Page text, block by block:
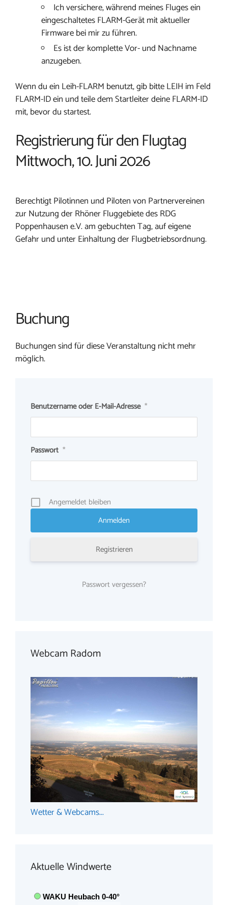
Ich versichere, während meines Fluges ein
eingeschaltetes FLARM-Gerät mit aktueller
Firmware bei mir zu führen.
Es ist der komplette Vor- und Nachname
anzugeben.
Wenn du ein Leih-FLARM benutzt, gib bitte LEIH im Feld
FLARM-ID ein und teile dem Startleiter deine FLARM-ID
mit, bevor du startest.
Registrierung für den Flugtag
Mittwoch, 10. Juni 2026
Berechtigt Pilotinnen und Piloten von Partnervereinen
zur Nutzung der Rhöner Fluggebiete des RDG
Poppenhausen e.V. am gebuchten Tag, auf eigene
Gefahr und unter Einhaltung der Flugbetriebsordnung.
Buchung
Buchungen sind für diese Veranstaltung nicht mehr
möglich.
Benutzername oder E-Mail-Adresse *
Passwort *
Angemeldet bleiben
Registrieren
Passwort vergessen?
Webcam Radom
Wetter & Webcams...
Aktuelle Windwerte